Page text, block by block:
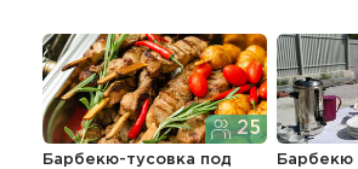
25
Барбекю-тусовка под
Барбекю